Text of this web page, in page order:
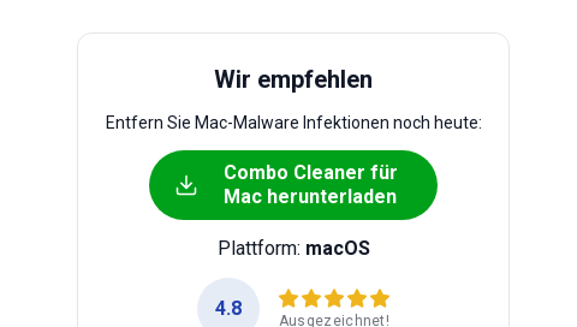
Wir empfehlen
Entfern Sie Mac-Malware Infektionen noch heute:
Combo Cleaner für
Mac herunterladen
Plattform: macOS
4.8
Ausgezeichnet!